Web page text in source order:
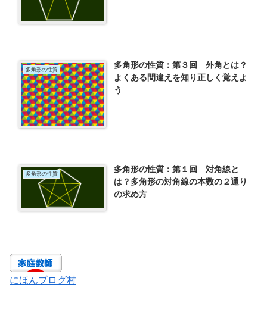
多角形の性質
多角形の性質：第３回 外角とは？
よくある間違えを知り正しく覚えよ
う
多角形の性質
多角形の性質：第１回 対角線と
は？多角形の対角線の本数の２通り
の求め方
にほんブログ村